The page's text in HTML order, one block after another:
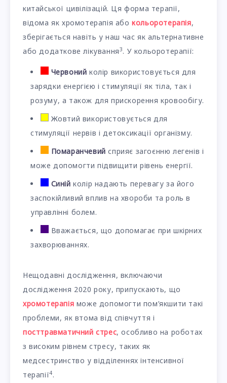
китайської цивілізацій. Ця форма терапії,
відома як хромотерапія абокольоротерапія,
зберігається навіть у наш час як альтернативне
або додаткове лікування3. У кольоротерапії:
Червоний колір використовується для
зарядки енергією і стимуляції як тіла, так і
розуму, а також для прискорення кровообігу.
Жовтий використовується для
стимуляції нервів і детоксикації організму.
Помаранчевий сприяє загоєнню легенів і
може допомогти підвищити рівень енергії.
Синій колір надають перевагу за його
заспокійливий вплив на хвороби та роль в
управлінні болем.
Вважається, що допомагає при шкірних
захворюваннях.
Нещодавні дослідження, включаючи
дослідження 2020 року, припускають, що
хромотерапія може допомогти пом’якшити такі
проблеми, як втома від співчуття і
посттравматичний стрес, особливо на роботах
з високим рівнем стресу, таких як
медсестринство у відділеннях інтенсивної
терапії4.